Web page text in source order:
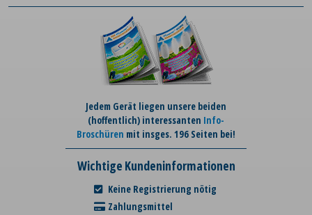
Jedem Gerät liegen unsere beiden
(hoffentlich) interessanten Info-
Broschüren mit insges. 196 Seiten bei!
Wichtige Kundeninformationen
Keine Registrierung nötig
Zahlungsmittel